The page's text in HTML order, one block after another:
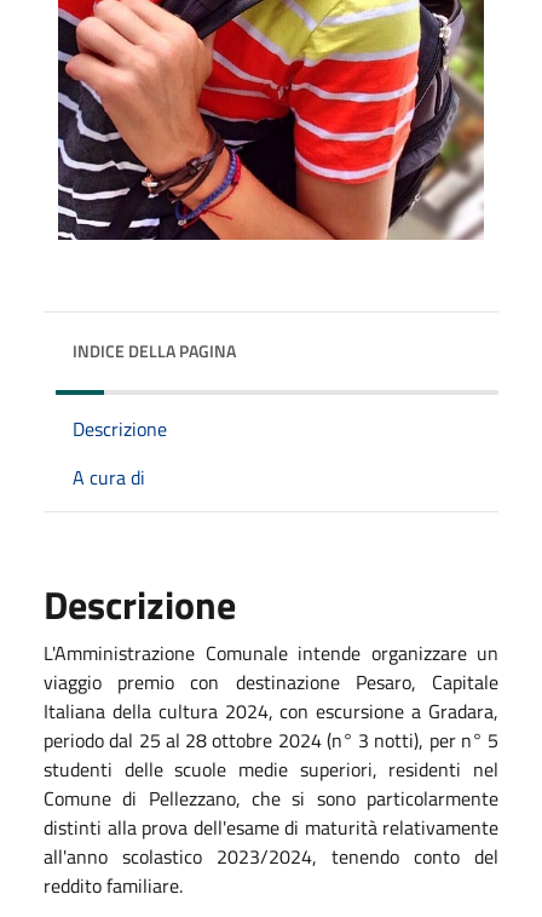
INDICE DELLA PAGINA
Descrizione
A cura di
Descrizione
L'Amministrazione Comunale intende organizzare un
viaggio premio con destinazione Pesaro, Capitale
Italiana della cultura 2024, con escursione a Gradara,
periodo dal 25 al 28 ottobre 2024 (n° 3 notti), per n° 5
studenti delle scuole medie superiori, residenti nel
Comune di Pellezzano, che si sono particolarmente
distinti alla prova dell'esame di maturità relativamente
all'anno scolastico 2023/2024, tenendo conto del
reddito familiare.